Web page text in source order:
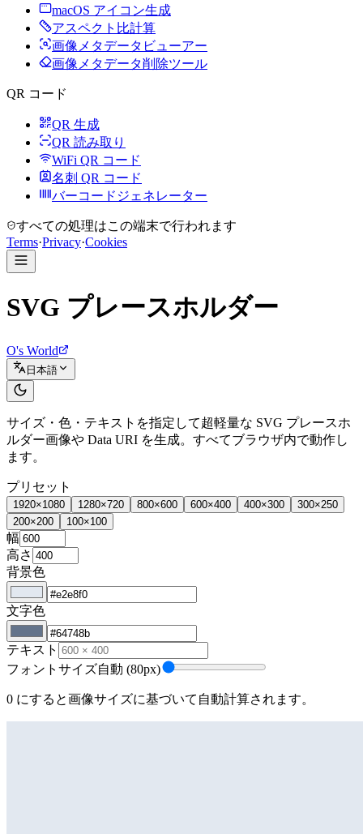
macOS アイコン生成
アスペクト比計算
画像メタデータビューアー
画像メタデータ削除ツール
QR コード
QR 生成
QR 読み取り
WiFi QR コード
名刺 QR コード
バーコードジェネレーター
すべての処理はこの端末で行われます
Terms·Privacy·Cookies
SVG プレースホルダー
O's World
日本語
サイズ・色・テキストを指定して超軽量な SVG プレースホ
ルダー画像や Data URI を生成。すべてブラウザ内で動作し
ます。
プリセット
1920×1080 1280×720 800×600 600×400 400×300 300×250
200×200 100×100
幅
高さ
背景色
文字色
テキスト
フォントサイズ自動 (80px)
0 にすると画像サイズに基づいて自動計算されます。